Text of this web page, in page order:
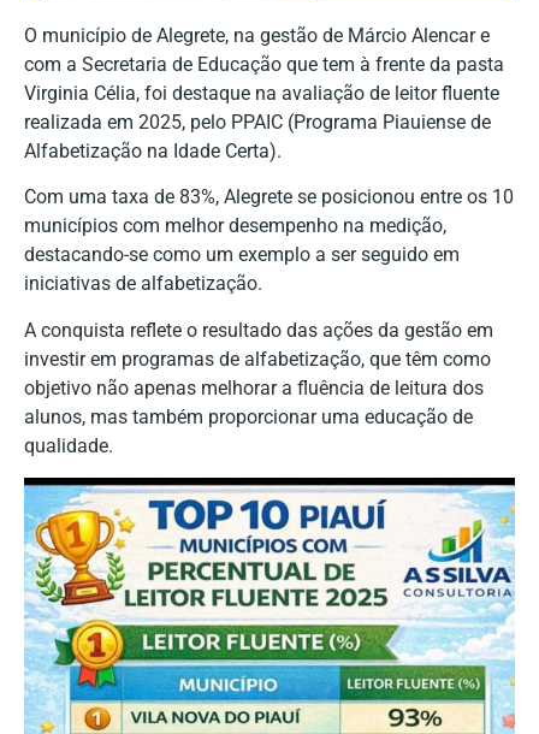
O município de Alegrete, na gestão de Márcio Alencar e
com a Secretaria de Educação que tem à frente da pasta
Virginia Célia, foi destaque na avaliação de leitor fluente
realizada em 2025, pelo PPAIC (Programa Piauiense de
Alfabetização na Idade Certa).
Com uma taxa de 83%, Alegrete se posicionou entre os 10
municípios com melhor desempenho na medição,
destacando-se como um exemplo a ser seguido em
iniciativas de alfabetização.
A conquista reflete o resultado das ações da gestão em
investir em programas de alfabetização, que têm como
objetivo não apenas melhorar a fluência de leitura dos
alunos, mas também proporcionar uma educação de
qualidade.